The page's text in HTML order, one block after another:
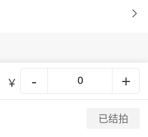
￥ - +